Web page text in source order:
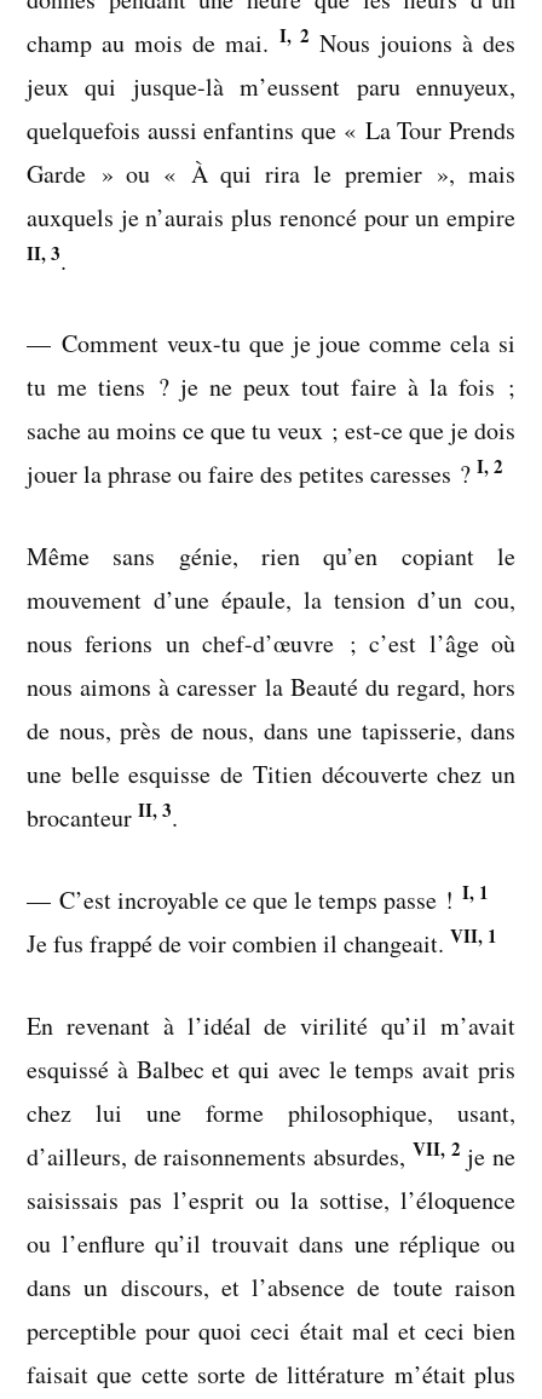
champ au mois de mai. I, 2 Nous jouions à des
jeux qui jusque-là m’eussent paru ennuyeux,
quelquefois aussi enfantins que « La Tour Prends
Garde » ou « À qui rira le premier », mais
auxquels je n’aurais plus renoncé pour un empire
II, 3.
— Comment veux-tu que je joue comme cela si
tu me tiens ? je ne peux tout faire à la fois ;
sache au moins ce que tu veux ; est-ce que je dois
jouer la phrase ou faire des petites caresses ? I, 2
Même sans génie, rien qu’en copiant le
mouvement d’une épaule, la tension d’un cou,
nous ferions un chef-d’œuvre ; c’est l’âge où
nous aimons à caresser la Beauté du regard, hors
de nous, près de nous, dans une tapisserie, dans
une belle esquisse de Titien découverte chez un
brocanteur II, 3.
— C’est incroyable ce que le temps passe ! I, 1
Je fus frappé de voir combien il changeait. VII, 1
En revenant à l’idéal de virilité qu’il m’avait
esquissé à Balbec et qui avec le temps avait pris
chez lui une forme philosophique, usant,
d’ailleurs, de raisonnements absurdes, VII, 2 je ne
saisissais pas l’esprit ou la sottise, l’éloquence
ou l’enflure qu’il trouvait dans une réplique ou
dans un discours, et l’absence de toute raison
perceptible pour quoi ceci était mal et ceci bien
faisait que cette sorte de littérature m’était plus